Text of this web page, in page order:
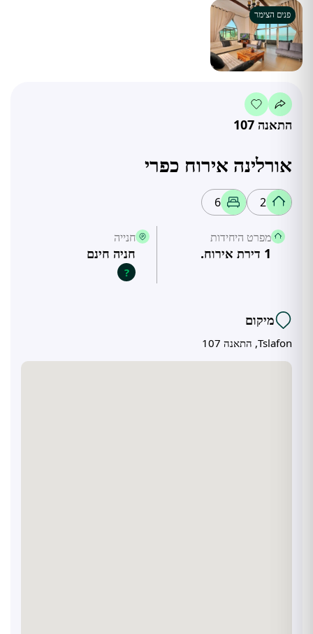
פנים הצימר
התאנה 107
אורלינה אירוח כפרי
2
6
מפרט היחידות
1 דירת אירוח.
חנייה
חניה חינם
?
מיקום
Tslafon, התאנה 107